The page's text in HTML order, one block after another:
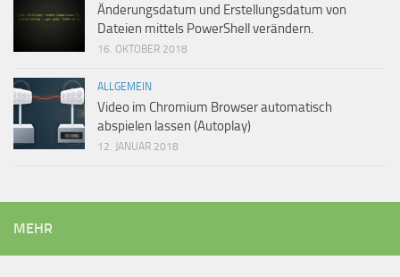
Änderungsdatum und Erstellungsdatum von
Dateien mittels PowerShell verändern.
16. OKTOBER 2018
ALLGEMEIN
Video im Chromium Browser automatisch
abspielen lassen (Autoplay)
12. JANUAR 2018
MEHR